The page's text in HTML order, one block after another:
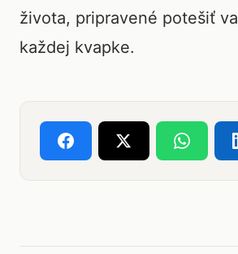
života, pripravené potešiť
každej kvapke.